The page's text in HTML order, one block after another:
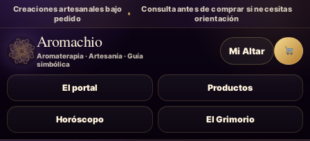
Creaciones artesanales bajo
pedido
Consulta antes de comprar si necesitas
orientación
Aromachio
Aromaterapia · Artesanía · Guía
simbólica
El portal Productos
Horóscopo El Grimorio
Mi Altar